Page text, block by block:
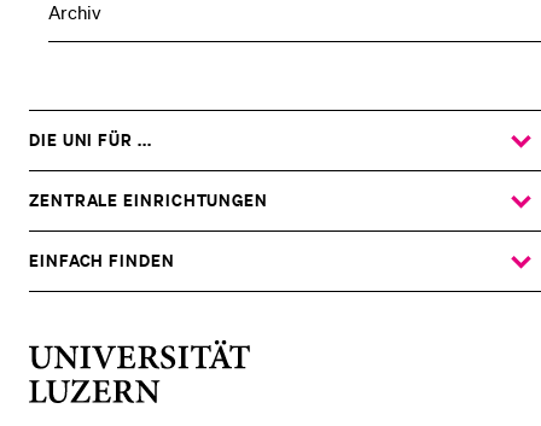
Archiv
DIE UNI FÜR ...
ZEIGE
DAS
UNTERMENÜ
ZENTRALE EINRICHTUNGEN
ZEIGE
DAS
UNTERMENÜ
EINFACH FINDEN
ZEIGE
DAS